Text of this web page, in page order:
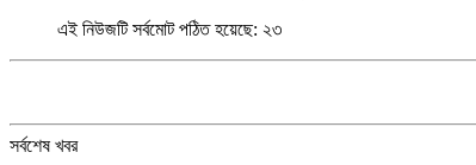
এই নিউজটি সর্বমোট পঠিত হয়েছে: ২৩
সর্বশেষ খবর